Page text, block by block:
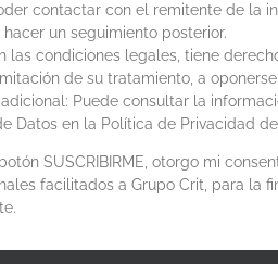
contactar con el remitente de la
un seguimiento posterior.
las condiciones legales, tiene
de su tratamiento, a
adicional: Puede consultar la
Datos en la Política de Privacidad
SUSCRIBIRME, otorgo mi
facilitados a Grupo Crit, para la